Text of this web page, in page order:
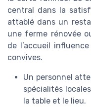
central dans la
attablé dans un
une ferme rénovée
de l’accueil
convives.
Un personnel
spécialités
la table et le lieu.